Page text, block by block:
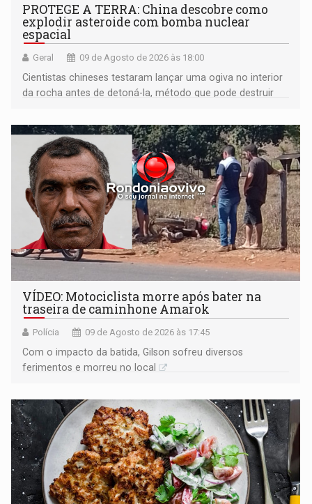
PROTEGE A TERRA: China descobre como
explodir asteroide com bomba nuclear
espacial
Geral 09 de Agosto de 2026 às 18:00
Cientistas chineses testaram lançar uma ogiva no interior
da rocha antes de detoná-la, método que pode destruir
VÍDEO: Motociclista morre após bater na
traseira de caminhone Amarok
Polícia 09 de Agosto de 2026 às 17:45
​Com o impacto da batida, Gilson sofreu diversos
ferimentos e morreu no local